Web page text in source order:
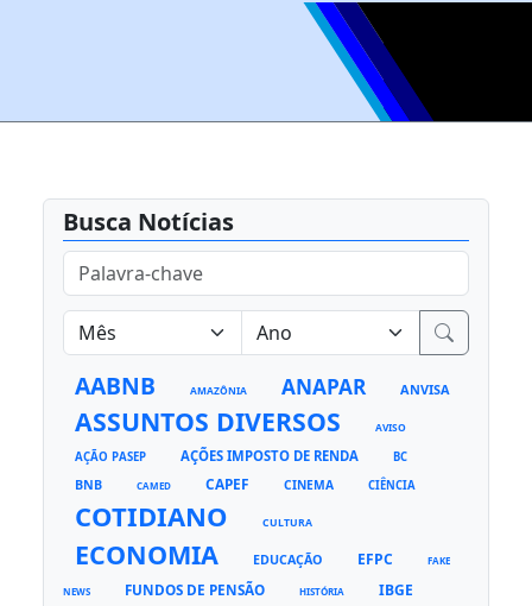
Busca Notícias
AABNB AMAZÔNIA ANAPAR ANVISA
ASSUNTOS DIVERSOS AVISO
AÇÃO PASEP AÇÕES IMPOSTO DE RENDA BC
BNB CAMED CAPEF CINEMA CIÊNCIA
COTIDIANO CULTURA
ECONOMIA EDUCAÇÃO EFPC FAKE
NEWS FUNDOS DE PENSÃO HISTÓRIA IBGE